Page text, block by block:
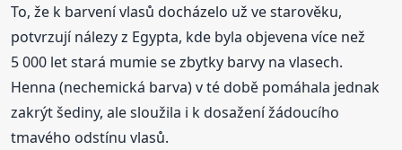
To, že k barvení vlasů docházelo už ve starověku,
potvrzují nálezy z Egypta, kde byla objevena více než
5 000 let stará mumie se zbytky barvy na vlasech.
Henna (nechemická barva) v té době pomáhala jednak
zakrýt šediny, ale sloužila i k dosažení žádoucího
tmavého odstínu vlasů.